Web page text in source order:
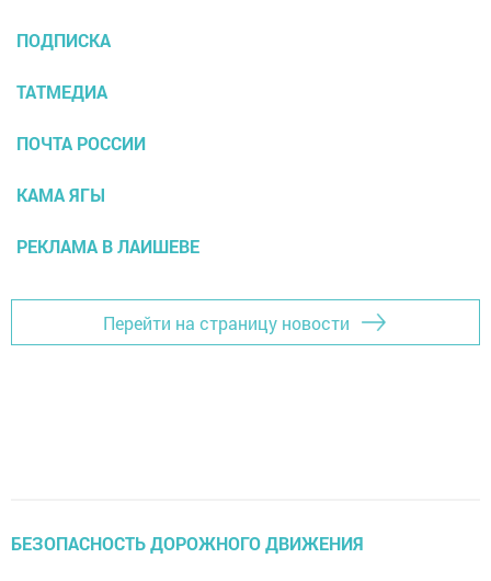
ПОДПИСКА
ТАТМЕДИА
ПОЧТА РОССИИ
КАМА ЯГЫ
РЕКЛАМА В ЛАИШЕВЕ
Перейти на страницу новости
БЕЗОПАСНОСТЬ ДОРОЖНОГО ДВИЖЕНИЯ